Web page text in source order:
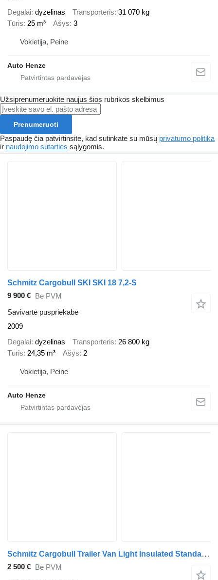
Degalai dyzelinas Transporteris 31 070 kg
Tūris 25 m³ Ašys 3
Vokietija, Peine
Auto Henze
Užsiprenumeruokite naujus šios rubrikos skelbimus
Prenumeruoti
Paspaudę čia patvirtinsite, kad sutinkate su mūsų privatumo politika
ir naudojimo sutarties sąlygomis.
Schmitz Cargobull SKI SKI 18 7,2-S
9 900 € Be PVM
Savivartė puspriekabė
2009
Degalai dyzelinas Transporteris 26 800 kg
Tūris 24,35 m³ Ašys 2
Vokietija, Peine
Auto Henze
Schmitz Cargobull Trailer Van Light Insulated Standard Straight
2 500 € Be PVM